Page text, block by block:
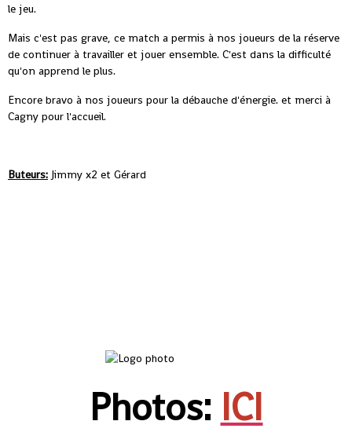
le jeu.
Mais c'est pas grave, ce match a permis à nos joueurs de la réserve
de continuer à travailler et jouer ensemble. C'est dans la difficulté
qu'on apprend le plus.
Encore bravo à nos joueurs pour la débauche d'énergie. et merci à
Cagny pour l'accueil.
Buteurs: Jimmy x2 et Gérard
Photos: ICI